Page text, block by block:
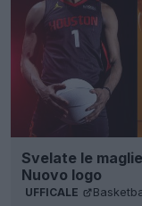
Svelate le
Nuovo logo
UFFICALE